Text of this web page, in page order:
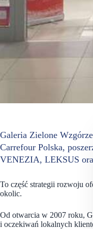
Galeria Zielone
Carrefour Polska,
VENEZIA, LEKSUS
To część strategii rozwoju
okolic.
Od otwarcia w 2007 roku,
i oczekiwań lokalnych